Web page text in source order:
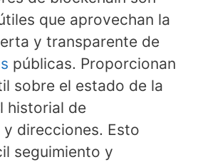
que aprovechan la
y transparente de
públicas. Proporcionan
sobre el estado de la
historial de
direcciones. Esto
seguimiento y